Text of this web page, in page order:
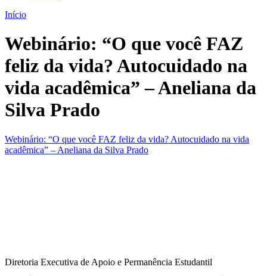
Início
Webinário: “O que você FAZ
feliz da vida? Autocuidado na
vida acadêmica” – Aneliana da
Silva Prado
Webinário: “O que você FAZ feliz da vida? Autocuidado na vida
acadêmica” – Aneliana da Silva Prado
Diretoria Executiva de Apoio e Permanência Estudantil